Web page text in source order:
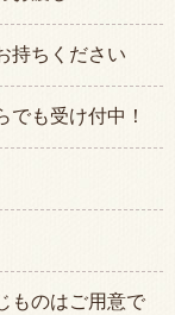
持ちください
でも受け付中！
ものはご用意で